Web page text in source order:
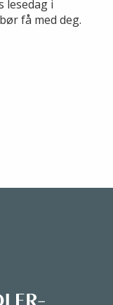
lesedag i
få med deg.